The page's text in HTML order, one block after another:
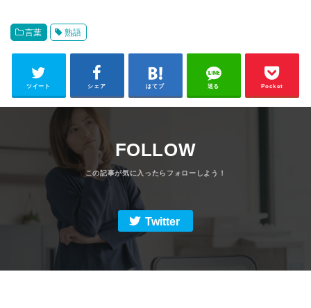
言葉 熟語
ツイート シェア はてブ 送る Pocket
FOLLOW
Twitter